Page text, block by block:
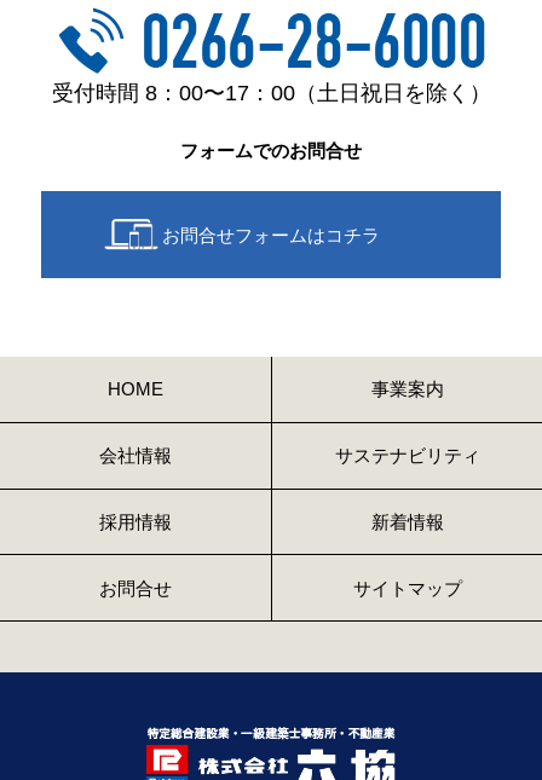
受付時間 8：00〜17：00（土日祝日を除く）
フォームでのお問合せ
お問合せフォームはコチラ
HOME 事業案内
会社情報 サステナビリティ
採用情報 新着情報
お問合せ サイトマップ